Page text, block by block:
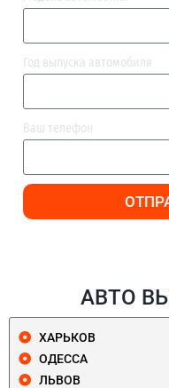
Год выпуска автомобиля
Ваш телефон
АВТО
ХАРЬКОВ
ОДЕССА
ЛЬВОВ